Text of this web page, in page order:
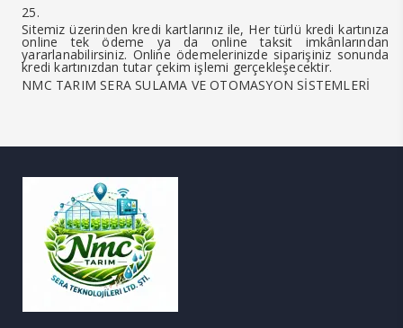
Sitemiz üzerinden kredi kartlarınız ile, Her türlü kredi kartınıza
online tek ödeme ya da online taksit imkânlarından
yararlanabilirsiniz. Online ödemelerinizde siparişiniz sonunda
kredi kartınızdan tutar çekim işlemi gerçekleşecektir.
NMC TARIM SERA SULAMA VE OTOMASYON SİSTEMLERİ